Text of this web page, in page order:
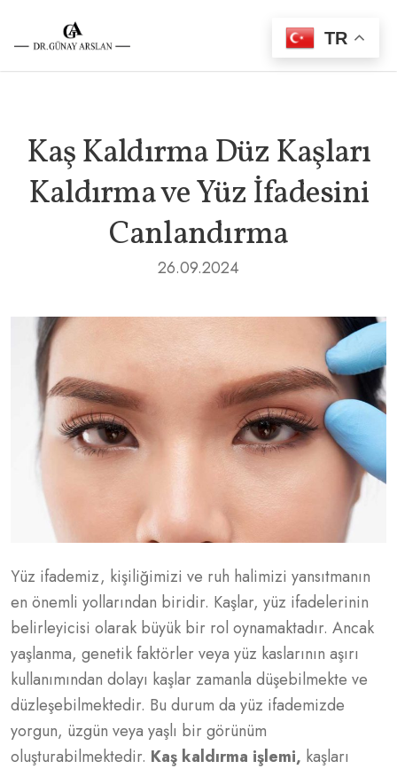
Kaş Kaldırma Düz Kaşları
Kaldırma ve Yüz İfadesini
Canlandırma
26.09.2024
Yüz ifademiz, kişiliğimizi ve ruh halimizi yansıtmanın
en önemli yollarından biridir. Kaşlar, yüz ifadelerinin
belirleyicisi olarak büyük bir rol oynamaktadır. Ancak
yaşlanma, genetik faktörler veya yüz kaslarının aşırı
kullanımından dolayı kaşlar zamanla düşebilmekte ve
düzleşebilmektedir. Bu durum da yüz ifademizde
yorgun, üzgün veya yaşlı bir görünüm
oluşturabilmektedir. Kaş kaldırma işlemi, kaşları
TR